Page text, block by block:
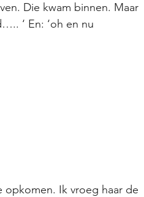
Die kwam binnen. Maar
‘ En: ‘oh en nu
opkomen. Ik vroeg haar de